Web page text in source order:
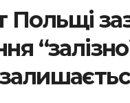
Польщі